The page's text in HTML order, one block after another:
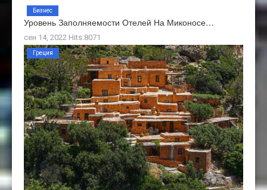
Уровень Заполняемости Отелей На Миконосе…
сен 14, 2022 Hits:8071
Бизнес
Греция